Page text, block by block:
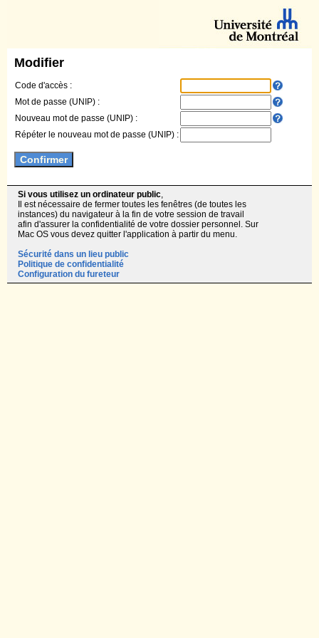
Modifier
Code d'accès :
Mot de passe (UNIP) :
Nouveau mot de passe (UNIP) :
Répéter le nouveau mot de passe (UNIP) :
Si vous utilisez un ordinateur public,
Il est nécessaire de fermer toutes les fenêtres (de toutes les
instances) du navigateur à la fin de votre session de travail
afin d'assurer la confidentialité de votre dossier personnel. Sur
Mac OS vous devez quitter l'application à partir du menu.
Sécurité dans un lieu public
Politique de confidentialité
Configuration du fureteur